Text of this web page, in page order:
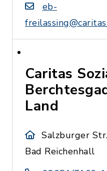
eb-
Caritas
Land
Salzburger
Bad Reichenhall